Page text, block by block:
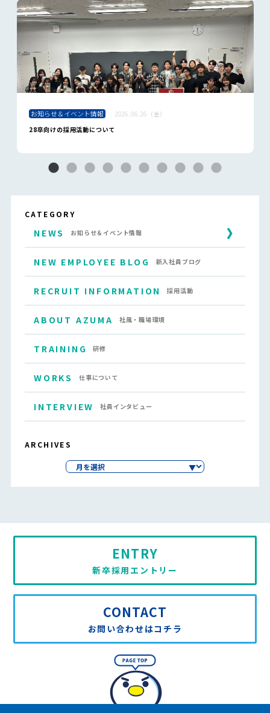
CATEGORY
NEWS お知らせ＆イベント情報
NEW EMPLOYEE BLOG 新入社員ブログ
RECRUIT INFORMATION 採用活動
ABOUT AZUMA 社風・職場環境
TRAINING 研修
WORKS 仕事について
INTERVIEW 社員インタビュー
ARCHIVES
お知らせ＆イベント情報
2026.06.26（金）
28卒向けの採用活動について
CONTACT
お問い合わせはコチラ
ENTRY
新卒採用エントリー